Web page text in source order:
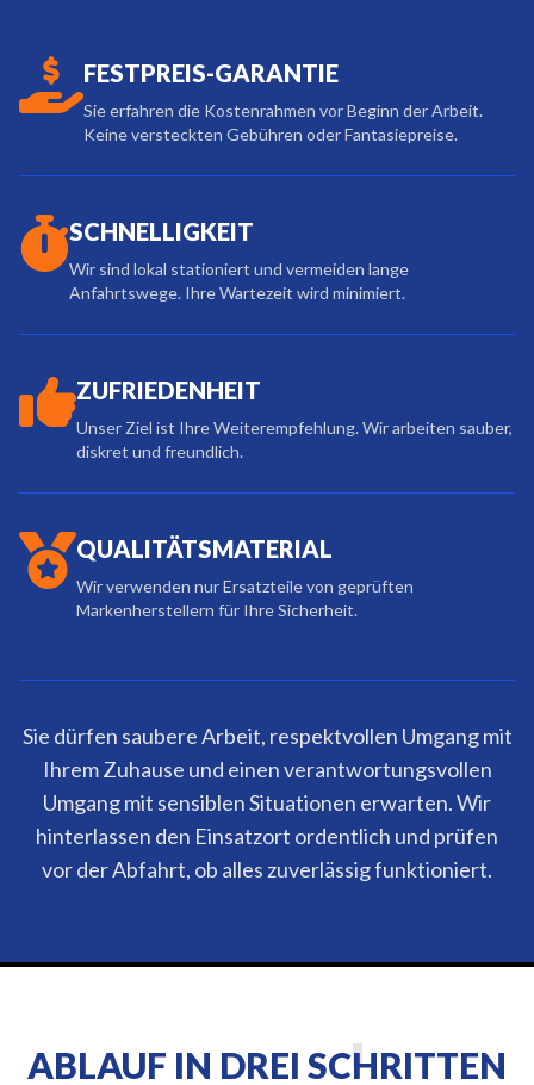
FESTPREIS-GARANTIE
Sie erfahren die Kostenrahmen vor Beginn der Arbeit.
Keine versteckten Gebühren oder Fantasiepreise.
SCHNELLIGKEIT
Wir sind lokal stationiert und vermeiden lange
Anfahrtswege. Ihre Wartezeit wird minimiert.
ZUFRIEDENHEIT
Unser Ziel ist Ihre Weiterempfehlung. Wir arbeiten sauber,
diskret und freundlich.
QUALITÄTSMATERIAL
Wir verwenden nur Ersatzteile von geprüften
Markenherstellern für Ihre Sicherheit.
Sie dürfen saubere Arbeit, respektvollen Umgang mit
Ihrem Zuhause und einen verantwortungsvollen
Umgang mit sensiblen Situationen erwarten. Wir
hinterlassen den Einsatzort ordentlich und prüfen
vor der Abfahrt, ob alles zuverlässig funktioniert.
ABLAUF IN DREI SCHRITTEN